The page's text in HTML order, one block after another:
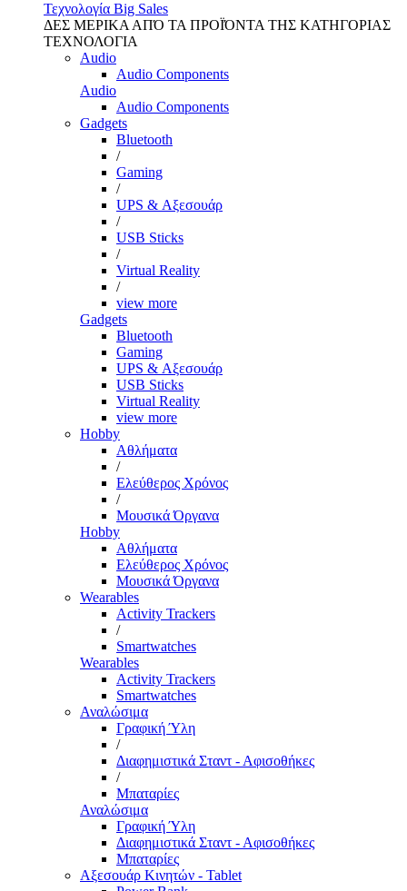
Τεχνολογία Big Sales
ΔΕΣ ΜΕΡΙΚΑ ΑΠΌ ΤΑ ΠΡΟΪΌΝΤΑ ΤΗΣ ΚΑΤΗΓΟΡΙΑΣ
ΤΕΧΝΟΛΟΓΙΑ
Audio
Audio Components
Audio
Audio Components
Gadgets
Bluetooth
/
Gaming
/
UPS & Αξεσουάρ
/
USB Sticks
/
Virtual Reality
/
view more
Gadgets
Bluetooth
Gaming
UPS & Αξεσουάρ
USB Sticks
Virtual Reality
view more
Hobby
Αθλήματα
/
Ελεύθερος Χρόνος
/
Μουσικά Όργανα
Hobby
Αθλήματα
Ελεύθερος Χρόνος
Μουσικά Όργανα
Wearables
Activity Trackers
/
Smartwatches
Wearables
Activity Trackers
Smartwatches
Αναλώσιμα
Γραφική Ύλη
/
Διαφημιστικά Σταντ - Αφισοθήκες
/
Μπαταρίες
Αναλώσιμα
Γραφική Ύλη
Διαφημιστικά Σταντ - Αφισοθήκες
Μπαταρίες
Αξεσουάρ Κινητών - Tablet